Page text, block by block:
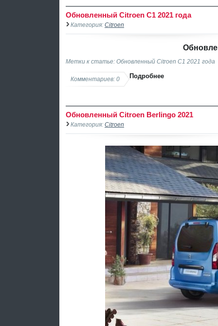
Обновленный Citroen C1 2021 года
Категория: Citroen
Метки к статье: Обновленный Citroen C1 2021 года
Подробнее
Комментариев: 0
Обновленный Citroen Berlingo 2021
Категория: Citroen